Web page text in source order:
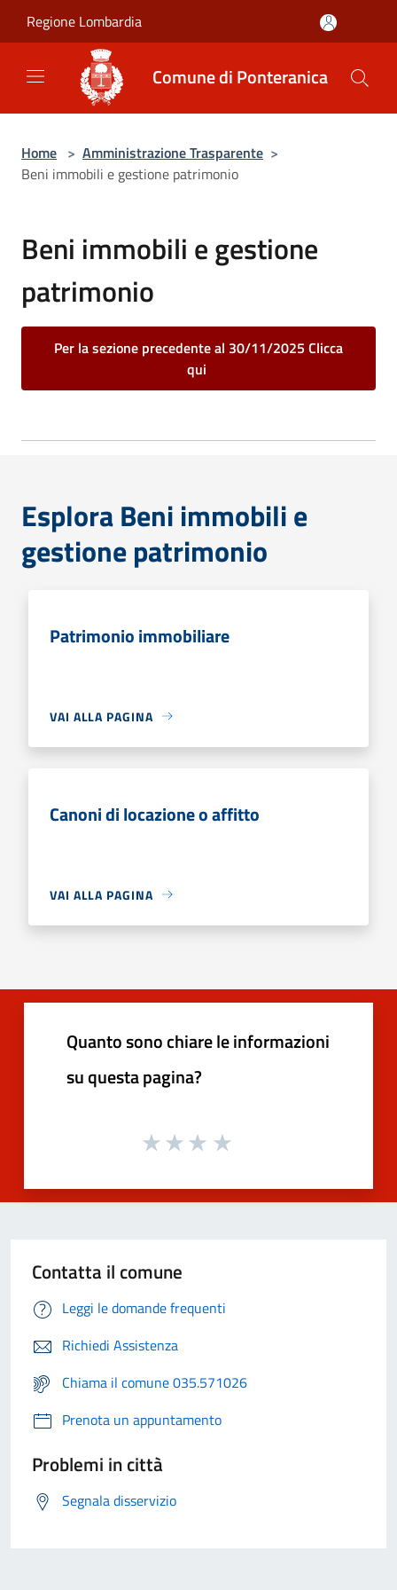
Regione Lombardia
Comune di Ponteranica
Home > Amministrazione Trasparente >
Beni immobili e gestione patrimonio
Beni immobili e gestione
patrimonio
Per la sezione precedente al 30/11/2025 Clicca
qui
Esplora Beni immobili e
gestione patrimonio
Patrimonio immobiliare
VAI ALLA PAGINA
Canoni di locazione o affitto
VAI ALLA PAGINA
Quanto sono chiare le informazioni
su questa pagina?
Contatta il comune
Leggi le domande frequenti
Richiedi Assistenza
Chiama il comune 035.571026
Prenota un appuntamento
Problemi in città
Segnala disservizio